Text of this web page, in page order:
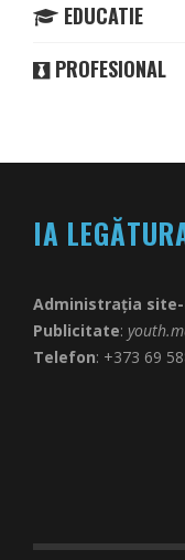
EDUCATIE
PROFESIONAL
IA
Administrația
Publicitate:
Telefon: +373 69